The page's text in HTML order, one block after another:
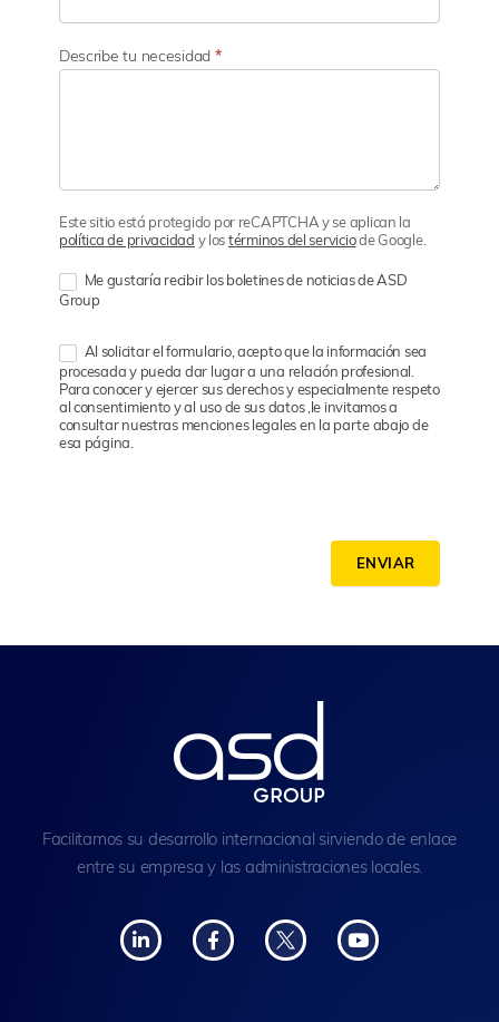
Describe tu necesidad *
Este sitio está protegido por reCAPTCHA y se aplican la
política de privacidad y lostérminos del serviciode Google.
Me gustaría recibir los boletines de noticias de ASD
Group
Al solicitar el formulario, acepto que la información sea
procesada y pueda dar lugar a una relación profesional.
Para conocer y ejercer sus derechos y especialmente respeto
al consentimiento y al uso de sus datos ,le invitamos a
consultar nuestras menciones legales en la parte abajo de
esa página.
ENVIAR
Facilitamos su desarrollo internacional sirviendo de enlace
entre su empresa y las administraciones locales.